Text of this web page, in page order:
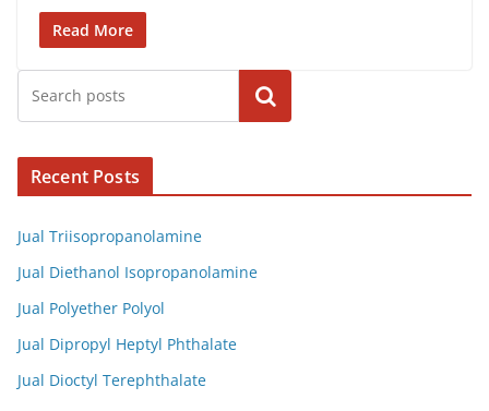
Read More
Cari
Recent Posts
Jual Triisopropanolamine
Jual Diethanol Isopropanolamine
Jual Polyether Polyol
Jual Dipropyl Heptyl Phthalate
Jual Dioctyl Terephthalate